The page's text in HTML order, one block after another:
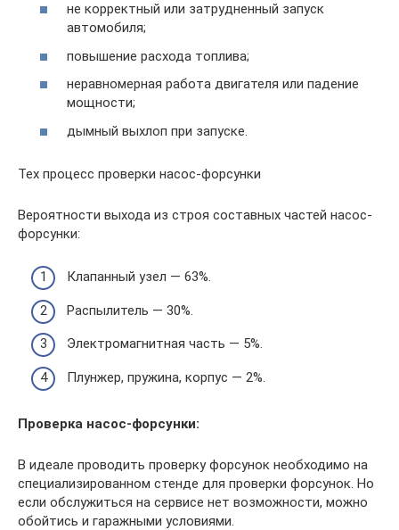
не корректный или затрудненный запуск
автомобиля;
повышение расхода топлива;
неравномерная работа двигателя или падение
мощности;
дымный выхлоп при запуске.
Тех процесс проверки насос-форсунки
Вероятности выхода из строя составных частей насос-
форсунки:
Клапанный узел — 63%.
Распылитель — 30%.
Электромагнитная часть — 5%.
Плунжер, пружина, корпус — 2%.
Проверка насос-форсунки:
В идеале проводить проверку форсунок необходимо на
специализированном стенде для проверки форсунок. Но
если обслужиться на сервисе нет возможности, можно
обойтись и гаражными условиями.